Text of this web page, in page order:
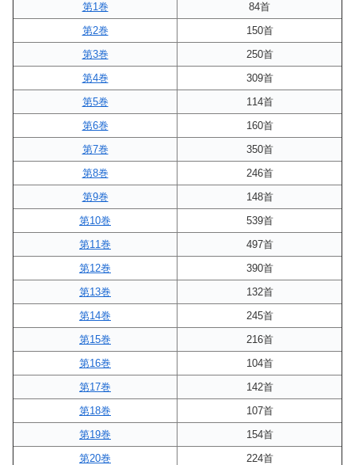
第1巻
84首
第2巻
150首
第3巻
250首
第4巻
309首
第5巻
114首
第6巻
160首
第7巻
350首
第8巻
246首
第9巻
148首
第10巻
539首
第11巻
497首
第12巻
390首
第13巻
132首
第14巻
245首
第15巻
216首
第16巻
104首
第17巻
142首
第18巻
107首
第19巻
154首
第20巻
224首